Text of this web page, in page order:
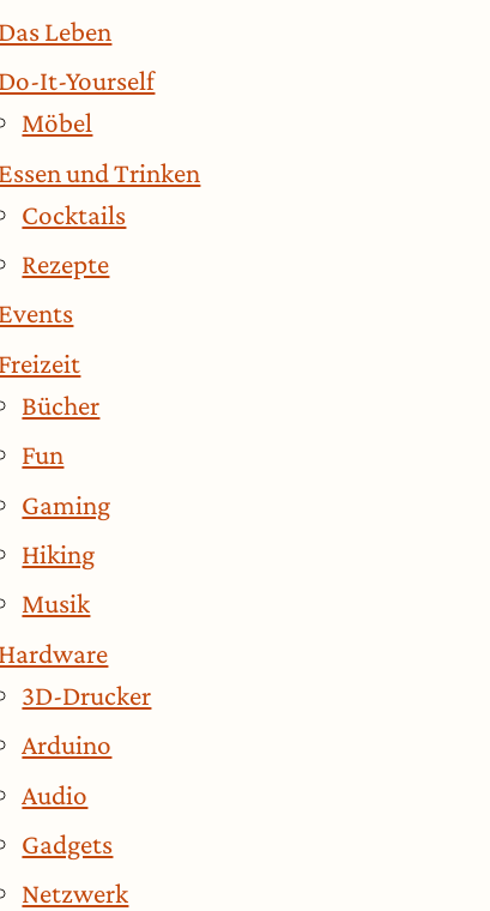
Das Leben
Do-It-Yourself
Möbel
Essen und Trinken
Cocktails
Rezepte
Events
Freizeit
Bücher
Fun
Gaming
Hiking
Musik
Hardware
3D-Drucker
Arduino
Audio
Gadgets
Netzwerk